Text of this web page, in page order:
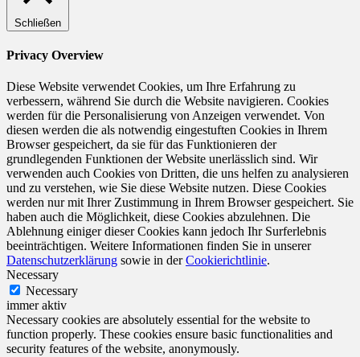
Schließen
Privacy Overview
Diese Website verwendet Cookies, um Ihre Erfahrung zu
verbessern, während Sie durch die Website navigieren. Cookies
werden für die Personalisierung von Anzeigen verwendet. Von
diesen werden die als notwendig eingestuften Cookies in Ihrem
Browser gespeichert, da sie für das Funktionieren der
grundlegenden Funktionen der Website unerlässlich sind. Wir
verwenden auch Cookies von Dritten, die uns helfen zu analysieren
und zu verstehen, wie Sie diese Website nutzen. Diese Cookies
werden nur mit Ihrer Zustimmung in Ihrem Browser gespeichert. Sie
haben auch die Möglichkeit, diese Cookies abzulehnen. Die
Ablehnung einiger dieser Cookies kann jedoch Ihr Surferlebnis
beeinträchtigen. Weitere Informationen finden Sie in unserer
Datenschutzerklärung sowie in derCookierichtlinie.
Necessary
Necessary
immer aktiv
Necessary cookies are absolutely essential for the website to
function properly. These cookies ensure basic functionalities and
security features of the website, anonymously.